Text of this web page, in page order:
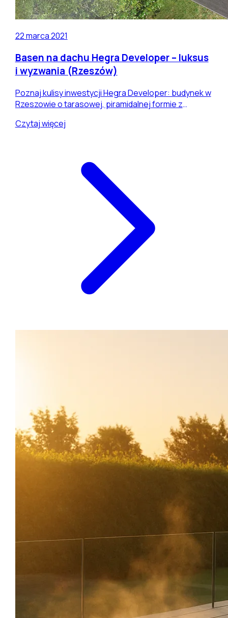
22 marca 2021
Basen na dachu Hegra Developer – luksus
i wyzwania (Rzeszów)
Poznaj kulisy inwestycji Hegra Developer: budynek w
Rzeszowie o tarasowej, piramidalnej formie z
wyzwania konstrukcyjne oraz wyjątkowe wrażenia
Czytaj więcej